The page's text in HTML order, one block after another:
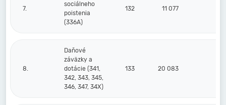
7.
sociálneho
poistenia
(336A)
132 11 077
8.
Daňové
záväzky a
dotácie (341,
342, 343, 345,
346, 347, 34X)
133 20 083